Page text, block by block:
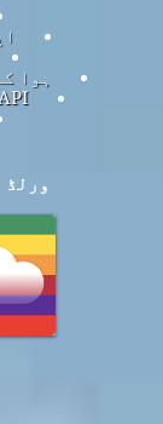
ہوا
API (ایپلی کیشن پروگرامنگ انٹرفیس)